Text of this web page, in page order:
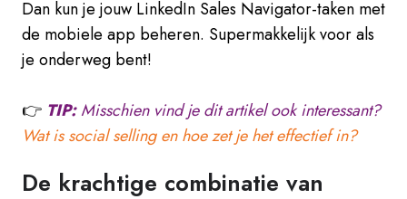
Dan kun je jouw LinkedIn Sales Navigator-taken met
de mobiele app beheren. Supermakkelijk voor als
je onderweg bent!
👉 TIP:Misschien vind je dit artikel ook interessant?
Wat is social selling en hoe zet je het effectief in?
De krachtige combinatie van